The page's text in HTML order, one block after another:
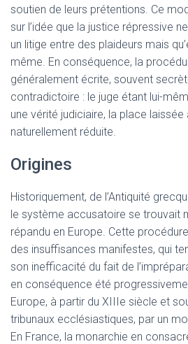
soutien de leurs prétentions. Ce
sur l’idée que la justice répressive
un litige entre des plaideurs mais
même. En conséquence, la
généralement écrite, souvent
contradictoire : le juge étant lui-
une vérité judiciaire, la place
naturellement réduite.
Origines
Historiquement, de l’Antiquité
le système accusatoire se trouvait
répandu en Europe. Cette
des insuffisances manifestes, qui
son inefficacité du fait de
en conséquence été
Europe, à partir du XIIIe siècle et
tribunaux ecclésiastiques, par un
En France, la monarchie en